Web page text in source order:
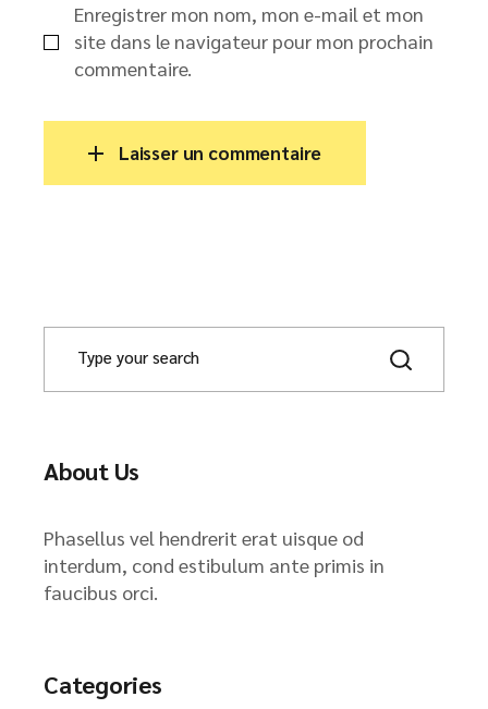
Enregistrer mon nom, mon e-mail et mon
site dans le navigateur pour mon prochain
commentaire.
Laisser un commentaire
About Us
Phasellus vel hendrerit erat uisque od
interdum, cond estibulum ante primis in
faucibus orci.
Categories